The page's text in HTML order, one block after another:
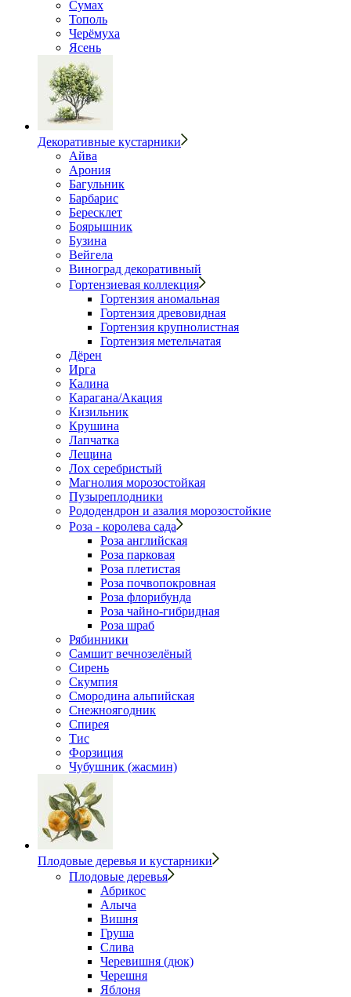
Сумах
Тополь
Черёмуха
Ясень
Декоративные кустарники
Айва
Арония
Багульник
Барбарис
Бересклет
Боярышник
Бузина
Вейгела
Виноград декоративный
Гортензиевая коллекция
Гортензия аномальная
Гортензия древовидная
Гортензия крупнолистная
Гортензия метельчатая
Дёрен
Ирга
Калина
Карагана/Акация
Кизильник
Крушина
Лапчатка
Лещина
Лох серебристый
Магнолия морозостойкая
Пузыреплодники
Рододендрон и азалия морозостойкие
Роза - королева сада
Роза английская
Роза парковая
Роза плетистая
Роза почвопокровная
Роза флорибунда
Роза чайно-гибридная
Роза шраб
Рябинники
Самшит вечнозелёный
Сирень
Скумпия
Смородина альпийская
Снежноягодник
Спирея
Тис
Форзиция
Чубушник (жасмин)
Плодовые деревья и кустарники
Плодовые деревья
Абрикос
Алыча
Вишня
Груша
Слива
Черевишня (дюк)
Черешня
Яблоня